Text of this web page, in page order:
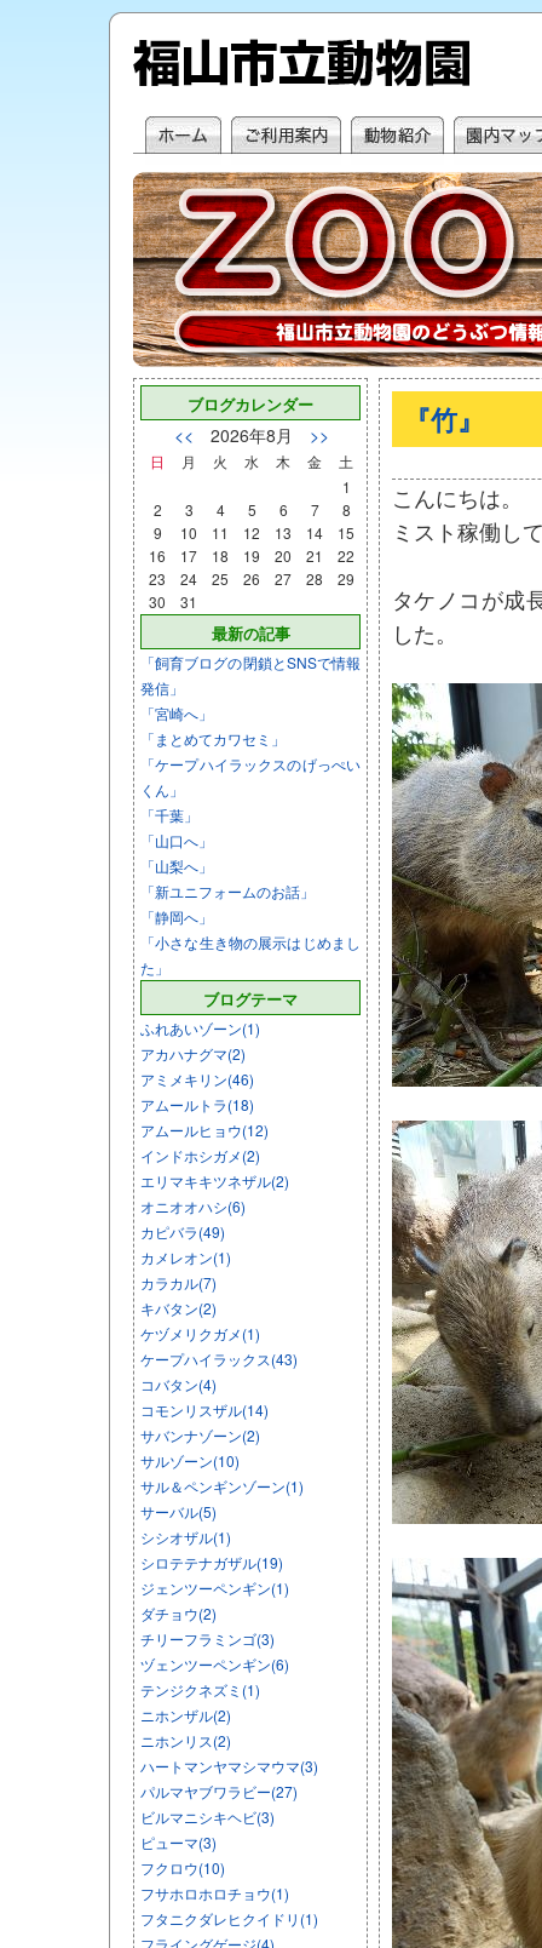
ブログカレンダー
<< 2026年8月 >>
日 月 火 水 木 金
土
1
2
3 4 5 6 7
8
9
10 11 12 13 14
15
16
17 18 19 20 21
22
23
24 25 26 27 28
29
30
31
最新の記事
「飼育ブログの閉鎖とSNSで情報
発信」
「宮崎へ」
「まとめてカワセミ」
「ケープハイラックスのげっぺい
くん」
「千葉」
「山口へ」
「山梨へ」
「新ユニフォームのお話」
「静岡へ」
「小さな生き物の展示はじめまし
た」
ブログテーマ
ふれあいゾーン(1)
アカハナグマ(2)
アミメキリン(46)
アムールトラ(18)
アムールヒョウ(12)
インドホシガメ(2)
エリマキキツネザル(2)
オニオオハシ(6)
カピバラ(49)
カメレオン(1)
カラカル(7)
キバタン(2)
ケヅメリクガメ(1)
ケープハイラックス(43)
コバタン(4)
コモンリスザル(14)
サバンナゾーン(2)
サルゾーン(10)
サル＆ペンギンゾーン(1)
サーバル(5)
シシオザル(1)
シロテテナガザル(19)
ジェンツーペンギン(1)
ダチョウ(2)
チリーフラミンゴ(3)
ヅェンツーペンギン(6)
テンジクネズミ(1)
ニホンザル(2)
ニホンリス(2)
ハートマンヤマシマウマ(3)
パルマヤブワラビー(27)
ビルマニシキヘビ(3)
ピューマ(3)
フクロウ(10)
フサホロホロチョウ(1)
フタニクダレヒクイドリ(1)
フライングゲージ(4)
『竹』
こんにちは。
ミスト稼働し
タケノコが成
した。